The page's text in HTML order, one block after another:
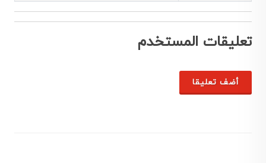
تعليقات المستخدم
أضف تعليقا